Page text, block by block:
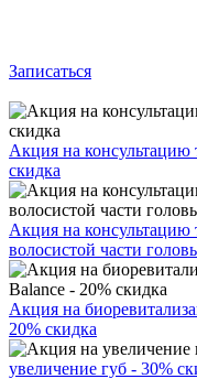
Записаться
Акция на консультацию
скидка
Акция на консультацию
волосистой части
Акция на
20% скидка
увеличение губ - 30%